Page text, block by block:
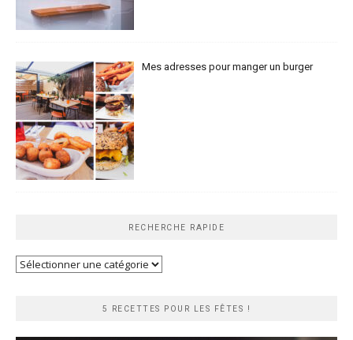
Mes adresses pour manger un burger
RECHERCHE RAPIDE
Recherche
5 RECETTES POUR LES FÊTES !